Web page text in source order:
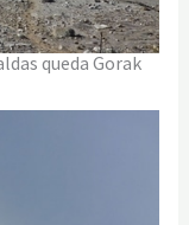
queda Gorak